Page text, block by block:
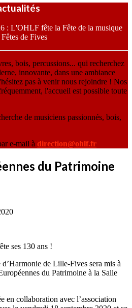
: L'OHLF fête la Fête de la musique
de Fives
bois, percussions... qui recherchez
innovante, dans une ambiance
pas à venir nous rejoindre ! Nos
l'accueil est possible toute
de musiciens passionnés, bois,
e-mail à direction@ohlf.fr
du Patrimoine
ses 130 ans !
de Lille-Fives sera mis à
du Patrimoine à la Salle
en collaboration avec l’association